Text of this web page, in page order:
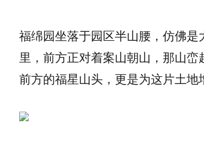
福绵园坐落于园区半山腰，仿佛
里，前方正对着案山朝山，那山
前方的福星山头，更是为这片土地